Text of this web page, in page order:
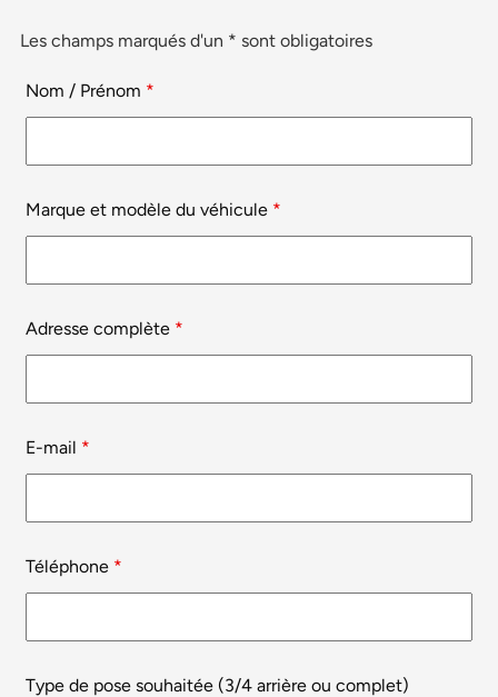
Les champs marqués d'un * sont obligatoires
Nom / Prénom *
Marque et modèle du véhicule *
Adresse complète *
E-mail *
Téléphone *
Type de pose souhaitée (3/4 arrière ou complet)